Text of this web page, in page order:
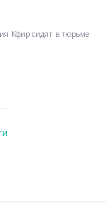
Кфир сидят в тюрьме